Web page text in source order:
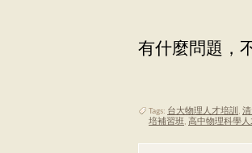
有什麼問題，
Tags: 台大物理人才培訓 ,
培補習班, 高中物理科學